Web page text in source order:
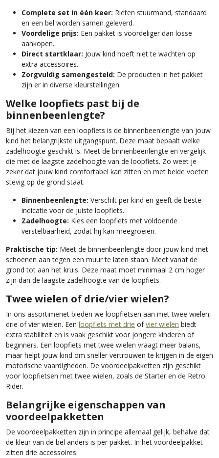
Complete set in één keer: Rieten stuurmand, standaard
en een bel worden samen geleverd.
Voordelige prijs: Een pakket is voordeliger dan losse
aankopen.
Direct startklaar: Jouw kind hoeft niet te wachten op
extra accessoires.
Zorgvuldig samengesteld: De producten in het pakket
zijn er in diverse kleurstellingen.
Welke loopfiets past bij de
binnenbeenlengte?
Bij het kiezen van een loopfiets is de binnenbeenlengte van jouw
kind het belangrijkste uitgangspunt. Deze maat bepaalt welke
zadelhoogte geschikt is. Meet de binnenbeenlengte en vergelijk
die met de laagste zadelhoogte van de loopfiets. Zo weet je
zeker dat jouw kind comfortabel kan zitten en met beide voeten
stevig op de grond staat.
Binnenbeenlengte: Verschilt per kind en geeft de beste
indicatie voor de juiste loopfiets.
Zadelhoogte: Kies een loopfiets met voldoende
verstelbaarheid, zodat hij kan meegroeien.
Praktische tip: Meet de binnenbeenlengte door jouw kind met
schoenen aan tegen een muur te laten staan. Meet vanaf de
grond tot aan het kruis. Deze maat moet minimaal 2 cm hoger
zijn dan de laagste zadelhoogte van de loopfiets.
Twee wielen of drie/vier wielen?
In ons assortimenet bieden we loopfietsen aan met twee wielen,
drie of vier wielen. Een loopfiets met drie ofvier wielen biedt
extra stabiliteit en is vaak geschikt voor jongere kinderen of
beginners. Een loopfiets met twee wielen vraagt meer balans,
maar helpt jouw kind om sneller vertrouwen te krijgen in de eigen
motorische vaardigheden. De voordeelpakketten zijn geschikt
voor loopfietsen met twee wielen, zoals de Starter en de Retro
Rider.
Belangrijke eigenschappen van
voordeelpakketten
De voordeelpakketten zijn in principe allemaal gelijk, behalve dat
de kleur van de bel anders is per pakket. In het voordeelpakket
zitten drie accessoires.